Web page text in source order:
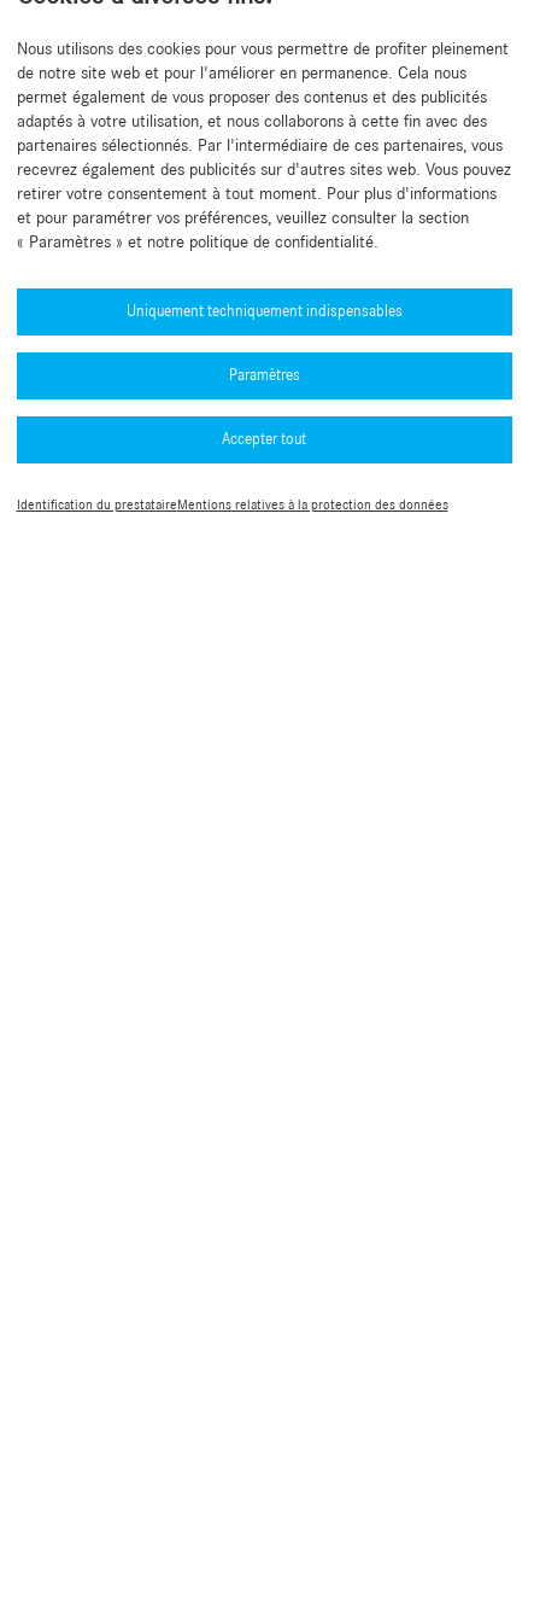
Nous utilisons des cookies pour vous permettre de profiter pleinement
de notre site web et pour l'améliorer en permanence. Cela nous
permet également de vous proposer des contenus et des publicités
adaptés à votre utilisation, et nous collaborons à cette fin avec des
partenaires sélectionnés. Par l'intermédiaire de ces partenaires, vous
recevrez également des publicités sur d'autres sites web. Vous pouvez
retirer votre consentement à tout moment. Pour plus d'informations
et pour paramétrer vos préférences, veuillez consulter la section
« Paramètres » et notre politique de confidentialité.
Uniquement techniquement indispensables
Paramètres
Accepter tout
Identification du prestataireMentions relatives à la protection des données
Retour au début
Besoin d'aide ?
Mercedes-Benz Global Training
Actualités
Guide de l’authentification multifacteur
Politique de confidentialité B2B Connect
Conditions Générales d’Utilisation